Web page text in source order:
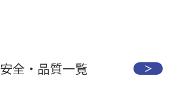
安全・品質一覧 ＞